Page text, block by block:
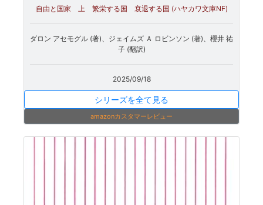
自由と国家 上 繁栄する国 衰退する国 (ハヤカワ文庫NF)
ダロン アセモグル (著)、ジェイムズ Ａ ロビンソン (著)、櫻井 祐
子 (翻訳)
2025/09/18
シリーズを全て見る
amazonカスタマーレビュー